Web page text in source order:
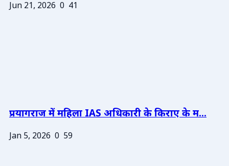
Jun 21, 2026 0 41
प्रयागराज में महिला IAS अधिकारी के किराए के म...
Jan 5, 2026 0 59